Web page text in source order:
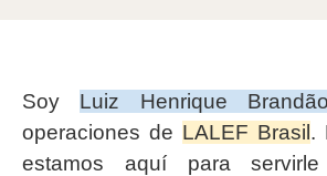
Soy Luiz Henrique Brandão
operaciones de LALEF Brasil.
estamos aquí para